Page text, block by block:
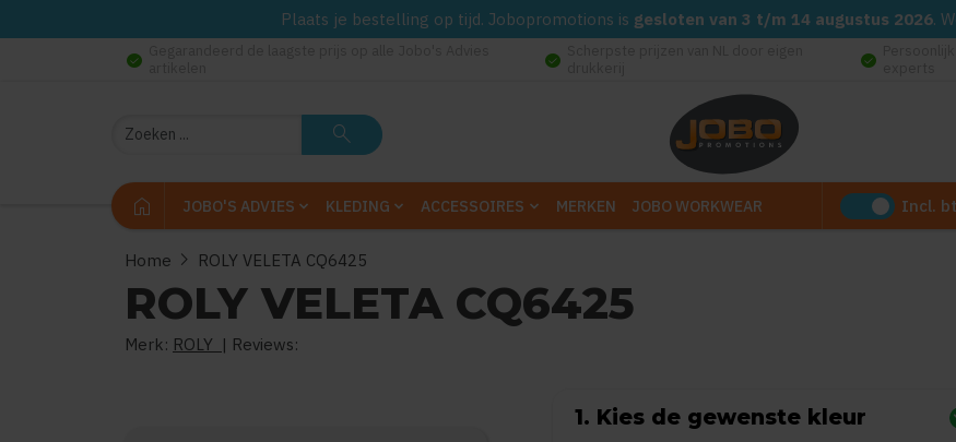
Plaats je bestelling op tijd. Jobopromotions is gesloten van 3 t/m 14 augustus 2026.
check_circle check_circle check_circle
Zoeken search
home JOBO'S ADVIES KLEDING ACCESSOIRES MERKEN JOBO WORKWEAR Incl.
Home chevron_right ROLY VELETA CQ6425
ROLY VELETA CQ6425
Merk: ROLY | Reviews:
1. Kies de gewenste kleur